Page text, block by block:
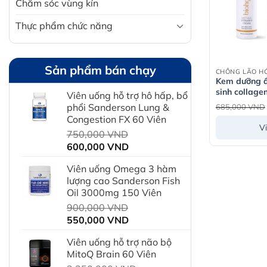
Chăm sóc vùng kín
Thực phẩm chức năng
Sản phẩm bán chạy
Viên uống hỗ trợ hô hấp, bổ
phổi Sanderson Lung &
Congestion FX 60 Viên
750,000VND
750,000 VND.
600,000 VNDGiá
tại
là:
600,000 VND.
Viên uống Omega 3 hàm
lượng cao Sanderson Fish
Oil 3000mg 150 Viên
900,000VND
900,000 VND.
550,000 VNDGiá
tại
là:
Viên uống hỗ trợ não bộ
MitoQ Brain 60 Viên
CHỐNG LÃO
Kem dưỡng
sinh
Natural
Tuýp 50g
685,000VND